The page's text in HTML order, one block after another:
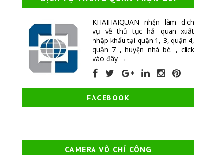
KHAIHAIQUAN nhận làm dịch
vụ về thủ tục hải quan xuất
nhập khẩu tại quận 1, 3, quận 4,
quận 7 , huyện nhà bè. ,click
vào đây →
FACEBOOK
CAMERA VÕ CHÍ CÔNG